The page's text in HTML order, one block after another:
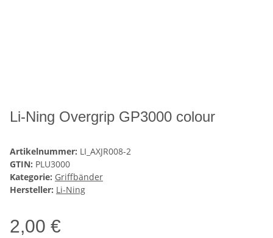
Li-Ning Overgrip GP3000 colour
Artikelnummer: LI_AXJR008-2
GTIN: PLU3000
Kategorie: Griffbänder
Hersteller: Li-Ning
2,00 €